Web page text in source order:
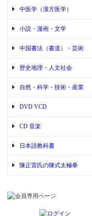
中医学（漢方医学）
小説・漫画・文学
中国書法（書道）・芸術
歴史地理・人文社会
自然・科学・技術・産業
DVD VCD
CD 音楽
日本語教科書
陳正雷氏の陳式太極拳